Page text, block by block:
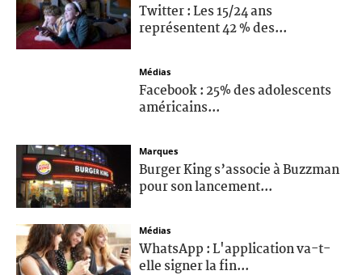
Twitter : Les 15/24 ans
représentent 42 % des...
Médias
Facebook : 25% des adolescents
américains...
Marques
Burger King s’associe à Buzzman
pour son lancement...
Médias
WhatsApp : L'application va-t-
elle signer la fin...